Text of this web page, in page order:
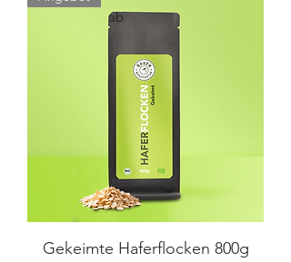
Gekeimte Haferflocken 800g
ab